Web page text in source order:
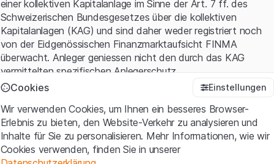
sich eine enorme Fülle an Einzelwerten. Beispielsweise
sind im Emerging Markets Index annähernd 1‘400
Unternehmen enthalten. An der Wall Street positioniert
sich der Global Inverse 2.0 Index sowohl beim S&P 500
als auch bei der Nebenwerteauswahl Russell 2000 auf
der Short-Seite.
Swissquote Global Inverse 2.0 Index vs. MSCI
120
einer kollektiven Kapitalanlage im Sinne der Art. 7 ff. des
Schweizerischen Bundesgesetzes über die kollektiven
Kapitalanlagen (KAG) und sind daher weder registriert noch
von der Eidgenössischen Finanzmarktaufsicht FINMA
überwacht. Anleger geniessen nicht den durch das KAG
vermittelten spezifischen Anlegerschutz.
Mit dem Zugriff auf diese Website der Leonteq Securities AG
(die "Website") erklären Sie, dass Sie die rechtlichen
Informationen und die wichtigen Hinweise und
Nutzungsbedingungenverstanden haben und akzeptieren.
Cookies Einstellungen
Wir verwenden Cookies, um Ihnen ein besseres Browser-
Erlebnis zu bieten, den Website-Verkehr zu analysieren und
Inhalte für Sie zu personalisieren. Mehr Informationen, wie wir
Cookies verwenden, finden Sie in unserer